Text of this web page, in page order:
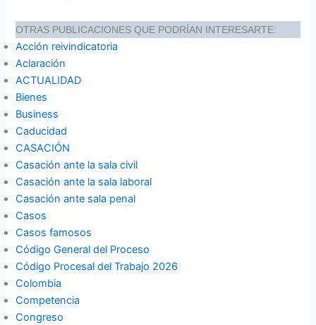
OTRAS PUBLICACIONES QUE PODRÍAN INTERESARTE:
Acción reivindicatoria
Aclaración
ACTUALIDAD
Bienes
Business
Caducidad
CASACIÓN
Casación ante la sala civil
Casación ante la sala laboral
Casación ante sala penal
Casos
Casos famosos
Código General del Proceso
Código Procesal del Trabajo 2026
Colombia
Competencia
Congreso